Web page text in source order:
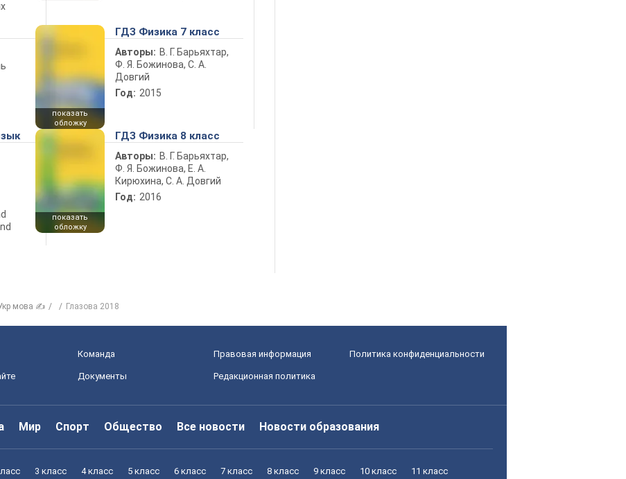
показать
обложку
ГДЗ Физика 7 класс
Авторы: В. Г. Барьяхтар,
Ф. Я. Божинова, С. А.
Довгий
Год: 2015
показать
обложку
ГДЗ Физика 8 класс
Авторы: В. Г. Барьяхтар,
Ф. Я. Божинова, Е. А.
Кирюхина, С. А. Довгий
Год: 2016
мова ✍ Глазова 2018
Команда Правовая информация Политика конфиденциальности
Документы Редакционная политика
Мир Спорт Общество Все новости Новости образования
3 класс 4 класс 5 класс 6 класс 7 класс 8 класс 9 класс 10 класс 11 класс